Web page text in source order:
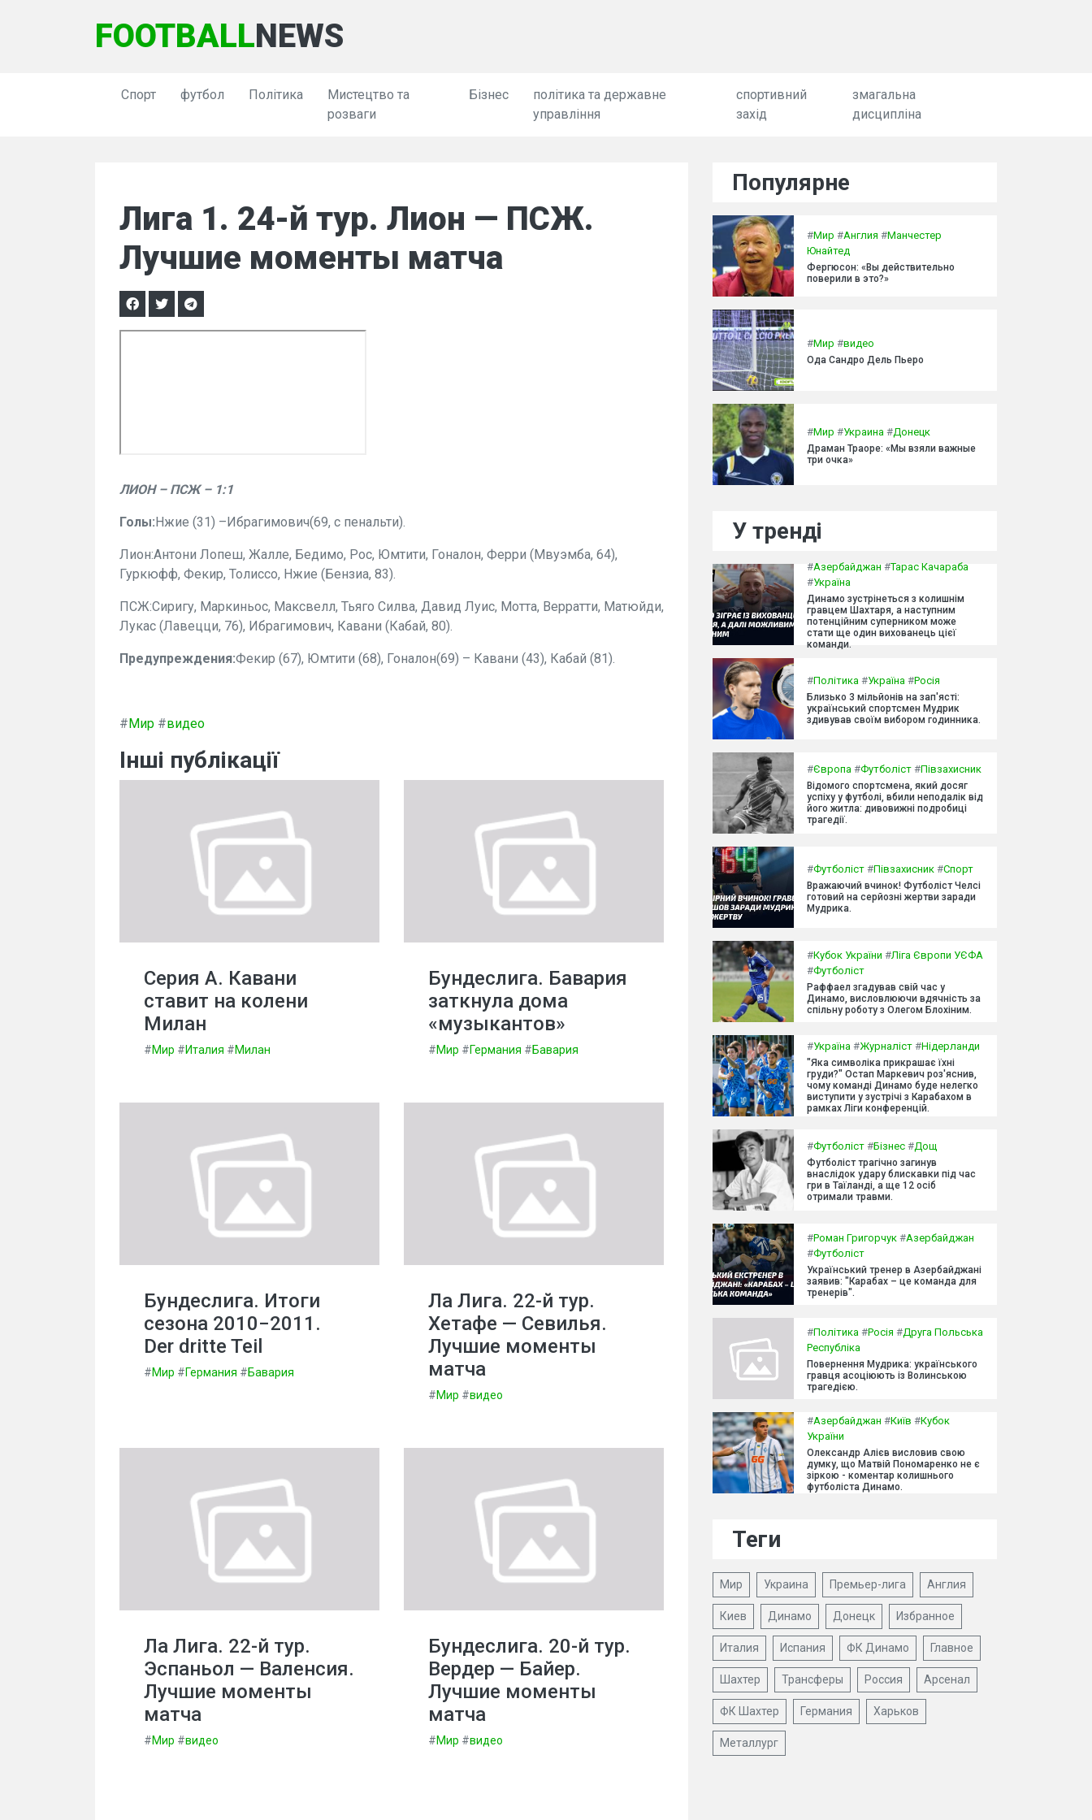
FOOTBALLNEWS
Спорт футбол Політика
Мистецтво та
розваги
Бізнес
політика та державне
управління
спортивний
захід
змагальна
дисципліна
Лига 1. 24-й тур. Лион — ПСЖ.
Лучшие моменты матча
ЛИОН – ПСЖ – 1:1
Голы:Нжие (31) –Ибрагимович(69, с пенальти).
Лион:Антони Лопеш, Жалле, Бедимо, Рос, Юмтити, Гоналон, Ферри (Мвуэмба, 64),
Гуркюфф, Фекир, Толиссо, Нжие (Бензиа, 83).
ПСЖ:Сиригу, Маркиньос, Максвелл, Тьяго Силва, Давид Луис, Мотта, Верратти, Матюйди,
Лукас (Лавецци, 76), Ибрагимович, Кавани (Кабай, 80).
Предупреждения:Фекир (67), Юмтити (68), Гоналон(69) – Кавани (43), Кабай (81).
#Мир #видео
Інші публікації
Серия А. Кавани
ставит на колени
Милан
#Мир #Италия #Милан
Бундеслига. Бавария
заткнула дома
«музыкантов»
#Мир #Германия #Бавария
Бундеслига. Итоги
сезона 2010−2011.
Der dritte Teil
#Мир #Германия #Бавария
Ла Лига. 22-й тур.
Хетафе — Севилья.
Лучшие моменты
матча
#Мир #видео
Ла Лига. 22-й тур.
Эспаньол — Валенсия.
Лучшие моменты
матча
#Мир #видео
Бундеслига. 20-й тур.
Вердер — Байер.
Лучшие моменты
матча
#Мир #видео
Популярне
#Мир #Англия #Манчестер
Юнайтед
Фергюсон: «Вы действительно
поверили в это?»
#Мир #видео
Ода Сандро Дель Пьеро
#Мир #Украина #Донецк
Драман Траоре: «Мы взяли важные
три очка»
У тренді
#Азербайджан #Тарас Качараба
#Україна
Динамо зустрінеться з колишнім
гравцем Шахтаря, а наступним
потенційним суперником може
стати ще один вихованець цієї
команди.
#Політика #Україна #Росія
Близько 3 мільйонів на зап'ясті:
український спортсмен Мудрик
здивував своїм вибором годинника.
#Європа #Футболіст #Півзахисник
Відомого спортсмена, який досяг
успіху у футболі, вбили неподалік від
його житла: дивовижні подробиці
трагедії.
#Футболіст #Півзахисник #Спорт
Вражаючий вчинок! Футболіст Челсі
готовий на серйозні жертви заради
Мудрика.
#Кубок України #Ліга Європи УЄФА
#Футболіст
Раффаел згадував свій час у
Динамо, висловлюючи вдячність за
спільну роботу з Олегом Блохіним.
#Україна #Журналіст #Нідерланди
"Яка символіка прикрашає їхні
груди?" Остап Маркевич роз'яснив,
чому команді Динамо буде нелегко
виступити у зустрічі з Карабахом в
рамках Ліги конференцій.
#Футболіст #Бізнес #Дощ
Футболіст трагічно загинув
внаслідок удару блискавки під час
гри в Таїланді, а ще 12 осіб
отримали травми.
#Роман Григорчук #Азербайджан
#Футболіст
Український тренер в Азербайджані
заявив: "Карабах – це команда для
тренерів".
#Політика #Росія #Друга Польська
Республіка
Повернення Мудрика: українського
гравця асоціюють із Волинською
трагедією.
#Азербайджан #Київ #Кубок
України
Олександр Алієв висловив свою
думку, що Матвій Пономаренко не є
зіркою - коментар колишнього
футболіста Динамо.
Теги
Мир Украина Премьер-лига Англия
Киев Динамо Донецк Избранное
Италия Испания ФК Динамо Главное
Шахтер Трансферы Россия Арсенал
ФК Шахтер Германия Харьков
Металлург